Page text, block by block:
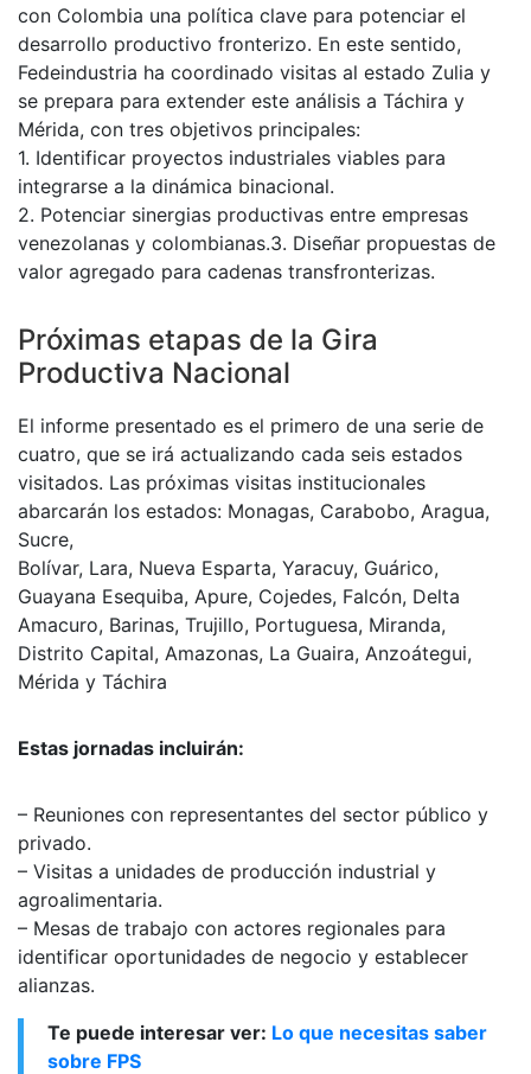
con Colombia una política clave para potenciar el
desarrollo productivo fronterizo. En este sentido,
Fedeindustria ha coordinado visitas al estado Zulia y
se prepara para extender este análisis a Táchira y
Mérida, con tres objetivos principales:
1. Identificar proyectos industriales viables para
integrarse a la dinámica binacional.
2. Potenciar sinergias productivas entre empresas
venezolanas y colombianas.3. Diseñar propuestas de
valor agregado para cadenas transfronterizas.
Próximas etapas de la Gira
Productiva Nacional
El informe presentado es el primero de una serie de
cuatro, que se irá actualizando cada seis estados
visitados. Las próximas visitas institucionales
abarcarán los estados: Monagas, Carabobo, Aragua,
Sucre,
Bolívar, Lara, Nueva Esparta, Yaracuy, Guárico,
Guayana Esequiba, Apure, Cojedes, Falcón, Delta
Amacuro, Barinas, Trujillo, Portuguesa, Miranda,
Distrito Capital, Amazonas, La Guaira, Anzoátegui,
Mérida y Táchira
Estas jornadas incluirán:
– Reuniones con representantes del sector público y
privado.
– Visitas a unidades de producción industrial y
agroalimentaria.
– Mesas de trabajo con actores regionales para
identificar oportunidades de negocio y establecer
alianzas.
Te puede interesar ver: Lo que necesitas saber
sobre FPS